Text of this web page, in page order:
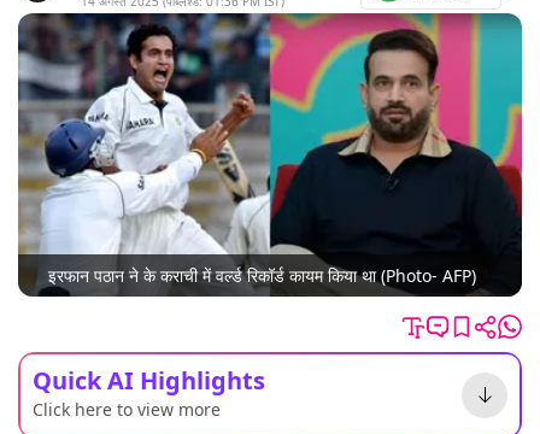
इरफान पठान ने के कराची में वर्ल्ड रिकॉर्ड कायम किया था (Photo- AFP)
Quick AI Highlights
Click here to view more